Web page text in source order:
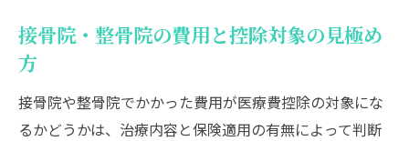
接骨院・整骨院の費用と控除対象の見極め
方
接骨院や整骨院でかかった費用が医療費控除の対象にな
るかどうかは、治療内容と保険適用の有無によって判断